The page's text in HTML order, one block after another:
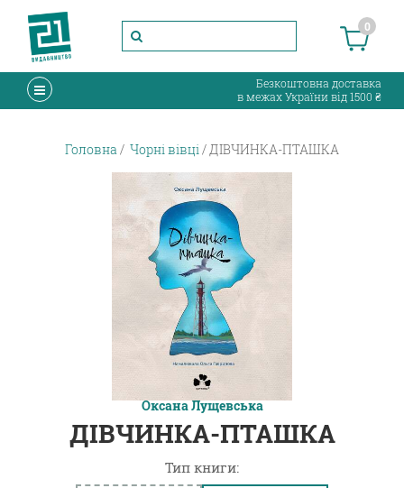
0
Безкоштовна доставка
в межах України від 1500 ₴
Головна Чорні вівці ДІВЧИНКА-ПТАШКА
Оксана Лущевська
ДІВЧИНКА-ПТАШКА
Тип книги: